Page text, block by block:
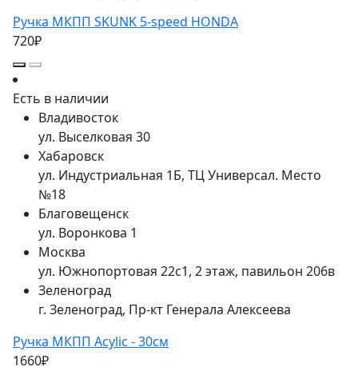
Ручка МКПП SKUNK 5-speed HONDA
720₽
Есть в наличии
Владивосток
ул. Выселковая 30
Хабаровск
ул. Индустриальная 1Б, ТЦ Универсал. Место
№18
Благовещенск
ул. Воронкова 1
Москва
ул. Южнопортовая 22с1, 2 этаж, павильон 206в
Зеленоград
г. Зеленоград, Пр-кт Генерала Алексеева
Ручка МКПП Acylic - 30см
1660₽